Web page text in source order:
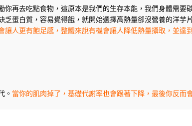
再去吃點食物，這原本是我們的生存本能，我們身體需要
蛋白質，容易覺得餓，就開始選擇高熱量卻沒營養的洋芋
讓人更有飽足感，整體來說有機會讓人降低熱量攝取，並達
。 當你的肌肉掉了，基礎代謝率也會跟著下降，最後你反而